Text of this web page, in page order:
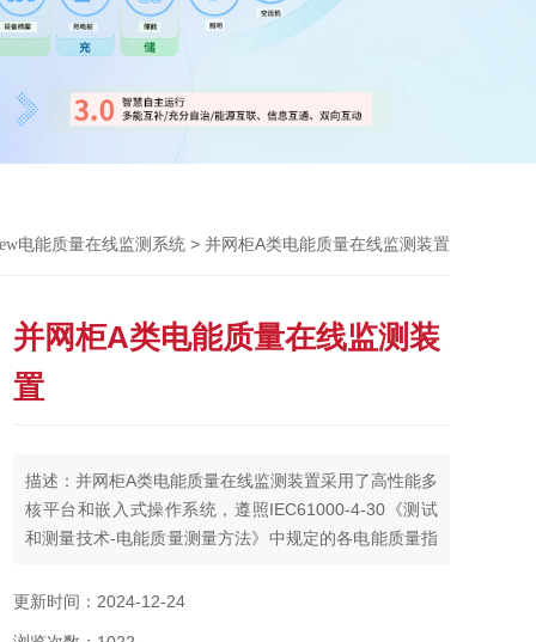
电能质量在线监测系统 > 并网柜A类电能质量在线监测装置
并网柜A类电能质量在线监测装
置
描述：并网柜A类电能质量在线监测装置采用了高性能多
核平台和嵌入式操作系统，遵照IEC61000-4-30《测试
和测量技术-电能质量测量方法》中规定的各电能质量指
暂降/暂升/中断、闪变监测、电压不平衡度监测、事件记
更新时间：2024-12-24